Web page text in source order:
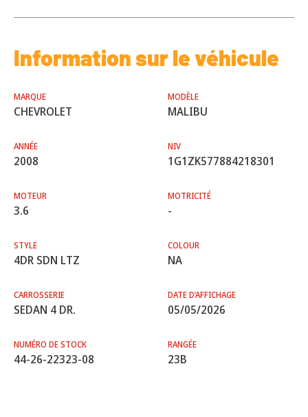
Information sur le véhicule
MARQUE
CHEVROLET
MODÈLE
MALIBU
ANNÉE
2008
NIV
1G1ZK577884218301
MOTEUR
3.6
MOTRICITÉ
-
STYLE
4DR SDN LTZ
COLOUR
NA
CARROSSERIE
SEDAN 4 DR.
DATE D’AFFICHAGE
05/05/2026
NUMÉRO DE STOCK
44-26-22323-08
RANGÉE
23B